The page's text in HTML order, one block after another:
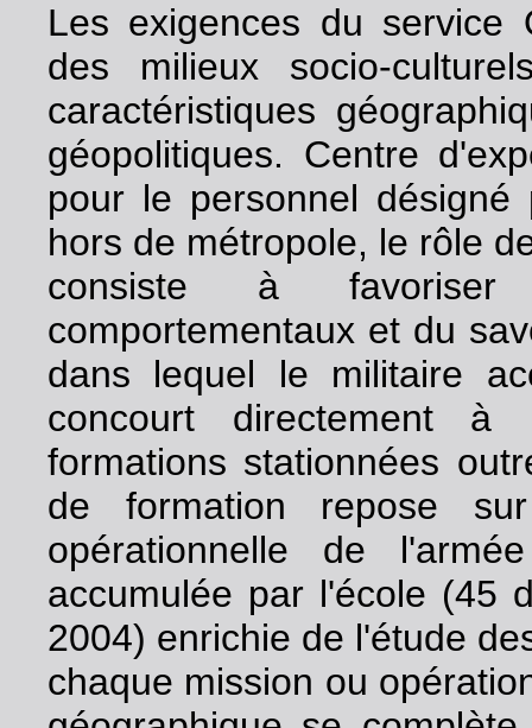
Les exigences du service
des milieux socio-
caractéristiques
géopolitiques. Centre
pour le personnel
hors de métropole, le rôle
consiste à favoriser
comportementaux et du
dans lequel le militaire
concourt directement à
formations stationnées
de formation repose
opérationnelle de
accumulée par l'école (45
2004) enrichie de l'étude
chaque mission ou